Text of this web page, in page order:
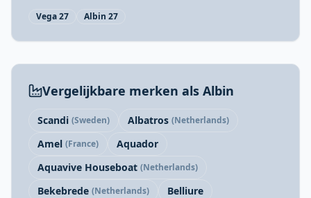
Vega 27 Albin 27
Vergelijkbare merken als Albin
Scandi (Sweden) Albatros (Netherlands)
Amel (France)
Aquador
Aquavive Houseboat (Netherlands)
Bekebrede (Netherlands)
Belliure